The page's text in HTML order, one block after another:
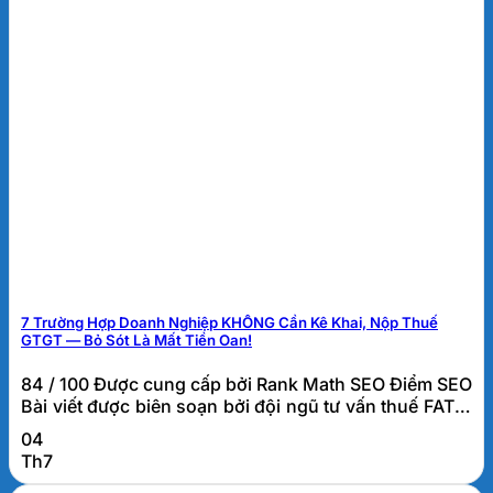
7 Trường Hợp Doanh Nghiệp KHÔNG Cần Kê Khai, Nộp Thuế
GTGT — Bỏ Sót Là Mất Tiền Oan!
84 / 100 Được cung cấp bởi Rank Math SEO Điểm SEO
Bài viết được biên soạn bởi đội ngũ tư vấn thuế FATO.
Các trường hợp không phải kê khai, tính nộp thuế
GTGT là gì? Các trường hợp không phải kê khai, tính
nộp thuế GTGT là những giao dịch tuy phát sinh trong
04
Th7